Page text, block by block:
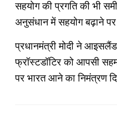
सहयोग की प्रगति की भी
अनुसंधान में सहयोग बढ़ाने पर
प्रधानमंत्री मोदी ने आइसलैंड
फ्रॉस्टडॉटिर को आपसी
पर भारत आने का निमंत्रण